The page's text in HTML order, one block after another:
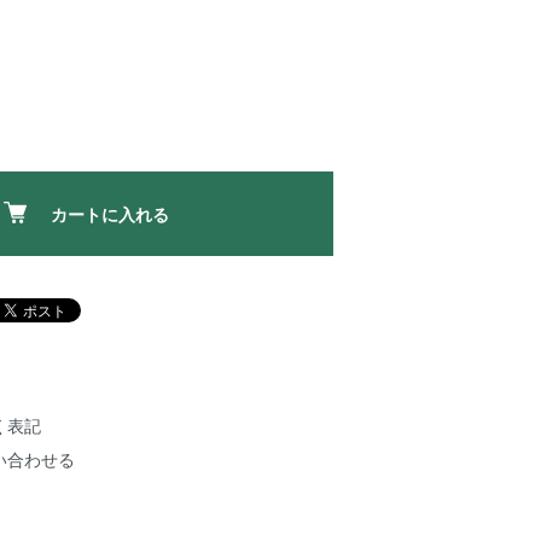
カートに入れる
表記
合わせる